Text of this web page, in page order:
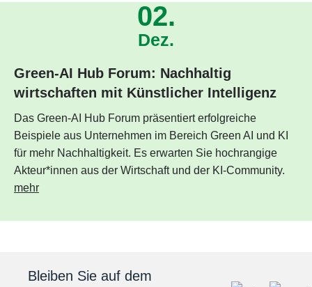
02.
Dez.
Green-AI Hub Forum: Nachhaltig
wirtschaften mit Künstlicher Intelligenz
Das Green-AI Hub Forum präsentiert erfolgreiche
Beispiele aus Unternehmen im Bereich Green AI und KI
für mehr Nachhaltigkeit. Es erwarten Sie hochrangige
Akteur*innen aus der Wirtschaft und der KI-Community.
mehr
Bleiben Sie auf dem